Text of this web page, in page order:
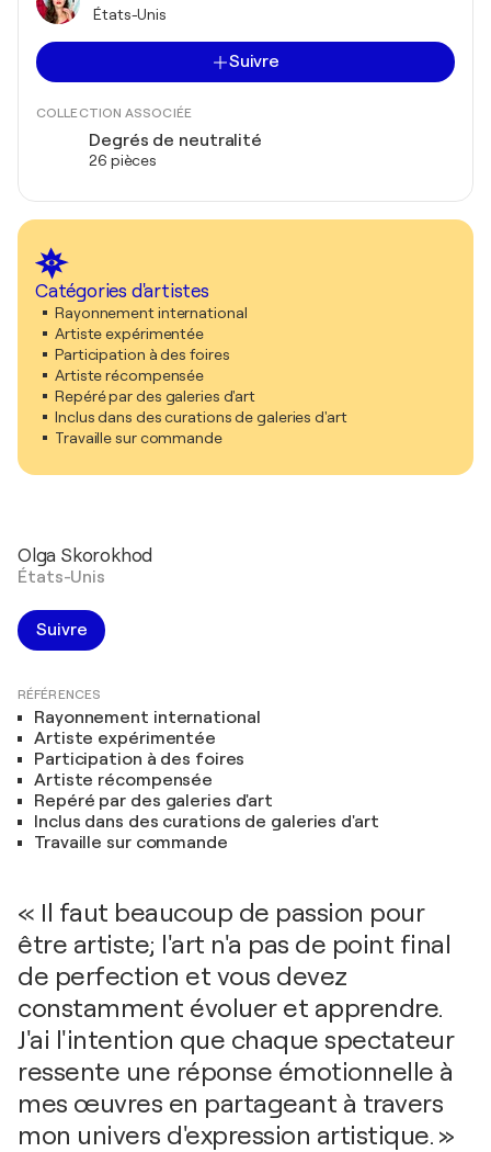
États-Unis
Suivre
COLLECTION ASSOCIÉE
Degrés de neutralité
26 pièces
Catégories d'artistes
Rayonnement international
Artiste expérimentée
Participation à des foires
Artiste récompensée
Repéré par des galeries d'art
Inclus dans des curations de galeries d'art
Travaille sur commande
Olga Skorokhod
États-Unis
Suivre
RÉFÉRENCES
Rayonnement international
Artiste expérimentée
Participation à des foires
Artiste récompensée
Repéré par des galeries d'art
Inclus dans des curations de galeries d'art
Travaille sur commande
« Il faut beaucoup de passion pour
être artiste; l'art n'a pas de point final
de perfection et vous devez
constamment évoluer et apprendre.
J'ai l'intention que chaque spectateur
ressente une réponse émotionnelle à
mes œuvres en partageant à travers
mon univers d'expression artistique. »